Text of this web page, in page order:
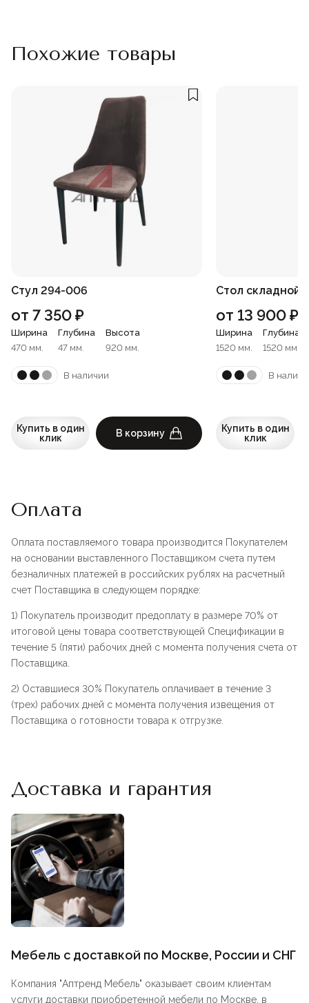
Похожие товары
Стул 294-006
от 7 350₽
Ширина
470 мм.
Глубина
47 мм.
Высота
920 мм.
В наличии
Купить в один
клик
В корзину
Стол складной
от 13 900₽
Ширина
1520 мм.
Глубина
1520 мм.
В
Купить в один
клик
Оплата
Оплата поставляемого товара производится Покупателем
на основании выставленного Поставщиком счета путем
безналичных платежей в российских рублях на расчетный
счет Поставщика в следующем порядке:
1) Покупатель производит предоплату в размере 70% от
итоговой цены товара соответствующей Спецификации в
течение 5 (пяти) рабочих дней с момента получения счета от
Поставщика.
2) Оставшиеся 30% Покупатель оплачивает в течение 3
(трех) рабочих дней с момента получения извещения от
Поставщика о готовности товара к отгрузке.
Доставка и гарантия
Мебель с доставкой по Москве, России и СНГ
Компания "Аптренд Мебель" оказывает своим клиентам
услуги доставки приобретенной мебели по Москве, в